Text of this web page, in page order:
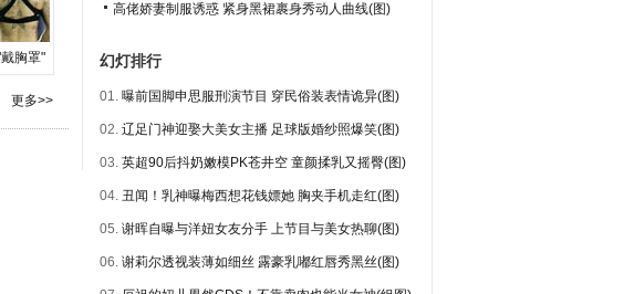
胸罩"
更多>>
高佬娇妻制服诱惑 紧身黑裙裹身秀动人曲线(图)
幻灯排行
01. 曝前国脚申思服刑演节目 穿民俗装表情诡异(图)
02. 辽足门神迎娶大美女主播 足球版婚纱照爆笑(图)
03. 英超90后抖奶嫩模PK苍井空 童颜揉乳又摇臀(图)
04. 丑闻！乳神曝梅西想花钱嫖她 胸夹手机走红(图)
05. 谢晖自曝与洋妞女友分手 上节目与美女热聊(图)
06. 谢莉尔透视装薄如细丝 露豪乳嘟红唇秀黑丝(图)